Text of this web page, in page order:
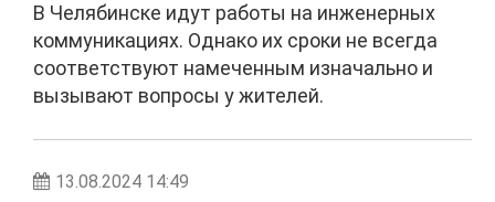
В Челябинске идут работы на инженерных
коммуникациях. Однако их сроки не всегда
соответствуют намеченным изначально и
вызывают вопросы у жителей.
13.08.2024 14:49